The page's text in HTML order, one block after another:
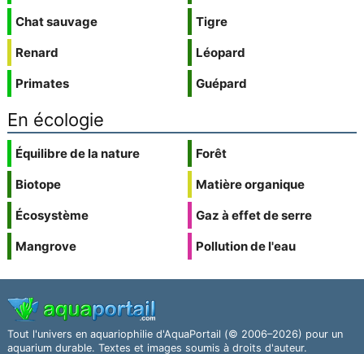
Chat sauvage
Renard
Primates
Tigre
Léopard
Guépard
En écologie
Équilibre de la nature
Biotope
Écosystème
Mangrove
Forêt
Matière organique
Gaz à effet de serre
Pollution de l'eau
Tout l'univers en aquariophilie d'AquaPortail (© 2006–2026) pour un
aquarium durable. Textes et images soumis à droits d'auteur.